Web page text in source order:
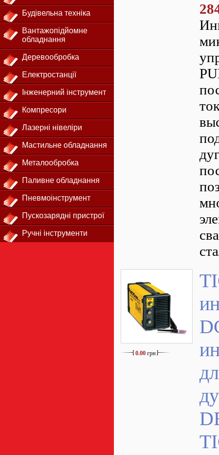
Будівельна техніка
Вантажопідйомне
обладнання
Деревообробка
Електростанції
Інженерний інструмент
Компресори
Лазерні нівеліри
Мастильне обладнання
Металообробка
Паливне обладнання
Пневмоінструмент
Пускозарядні пристрої
Ручні інструменти
0.00 грн